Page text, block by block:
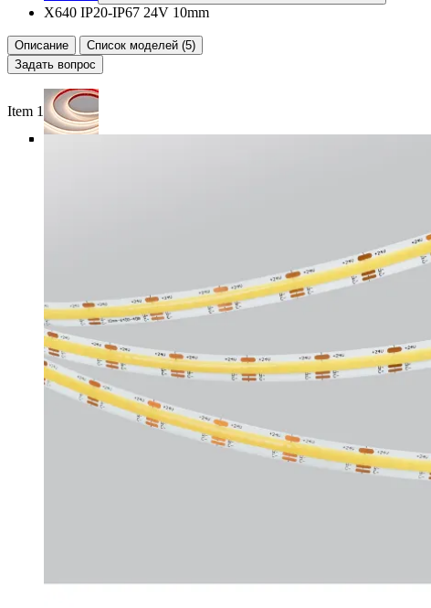
X640 IP20-IP67 24V 10mm
Описание
Список моделей (5)
Задать вопрос
Item 1 of 6